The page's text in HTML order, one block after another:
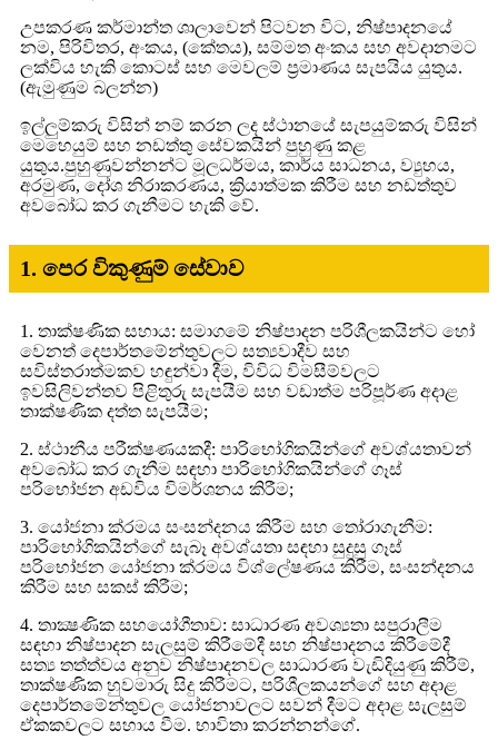
උපකරණ කර්මාන්ත ශාලාවෙන් පිටවන විට, නිෂ්පාදනයේ
නම, පිරිවිතර, අංකය, (කේතය), සම්මත අංකය සහ අවදානමට
ලක්විය හැකි කොටස් සහ මෙවලම් ප්‍රමාණය සැපයිය යුතුය.
(ඇමුණුම බලන්න)
ඉල්ලුම්කරු විසින් නම් කරන ලද ස්ථානයේ සැපයුම්කරු විසින්
මෙහෙයුම් සහ නඩත්තු සේවකයින් පුහුණු කළ
යුතුය.පුහුණුවන්නන්ට මූලධර්මය, කාර්ය සාධනය, ව්‍යුහය,
අරමුණ, දෝශ නිරාකරණය, ක්‍රියාත්මක කිරීම සහ නඩත්තුව
අවබෝධ කර ගැනීමට හැකි වේ.
1. පෙර විකුණුම් සේවාව
1. තාක්ෂණික සහාය: සමාගමේ නිෂ්පාදන පරිශීලකයින්ට හෝ
වෙනත් දෙපාර්තමේන්තුවලට සත්‍යවාදීව සහ
සවිස්තරාත්මකව හඳුන්වා දීම, විවිධ විමසීම්වලට
ඉවසිලිවන්තව පිළිතුරු සැපයීම සහ වඩාත්ම පරිපූර්ණ අදාළ
තාක්ෂණික දත්ත සැපයීම;
2. ස්ථානීය පරීක්ෂණයකදී: පාරිභෝගිකයින්ගේ අවශ්යතාවන්
අවබෝධ කර ගැනීම සඳහා පාරිභෝගිකයින්ගේ ගෑස්
පරිභෝජන අඩවිය විමර්ශනය කිරීම;
3. යෝජනා ක්රමය සංසන්දනය කිරීම සහ තෝරාගැනීම:
පාරිභෝගිකයින්ගේ සැබෑ අවශ්යතා සඳහා සුදුසු ගෑස්
පරිභෝජන යෝජනා ක්රමය විශ්ලේෂණය කිරීම, සංසන්දනය
කිරීම සහ සකස් කිරීම;
4. තාක්‍ෂණික සහයෝගීතාව: සාධාරණ අවශ්‍යතා සපුරාලීම
සඳහා නිෂ්පාදන සැලසුම් කිරීමේදී සහ නිෂ්පාදනය කිරීමේදී
සත්‍ය තත්ත්වය අනුව නිෂ්පාදනවල සාධාරණ වැඩිදියුණු කිරීම්,
තාක්ෂණික හුවමාරු සිදු කිරීමට, පරිශීලකයන්ගේ සහ අදාළ
දෙපාර්තමේන්තුවල යෝජනාවලට සවන් දීමට අදාළ සැලසුම්
ඒකකවලට සහාය වීම. භාවිතා කරන්නන්ගේ.